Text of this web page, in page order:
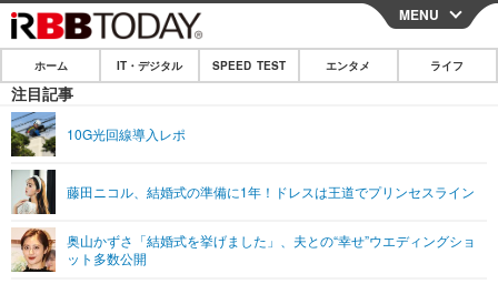
CLOSE
ホーム
IT・デジタル
ショッピング その他
SPEED TEST
エンタメ
エンタメTOP
ライフ
MENU
ホーム IT・デジタル SPEED TEST エンタメ ライフ
注目記事
10G光回線導入レポ
藤田ニコル、結婚式の準備に1年！ドレスは王道でプリンセスライン
奥山かずさ「結婚式を挙げました」、夫との“幸せ”ウエディングショ
ット多数公開